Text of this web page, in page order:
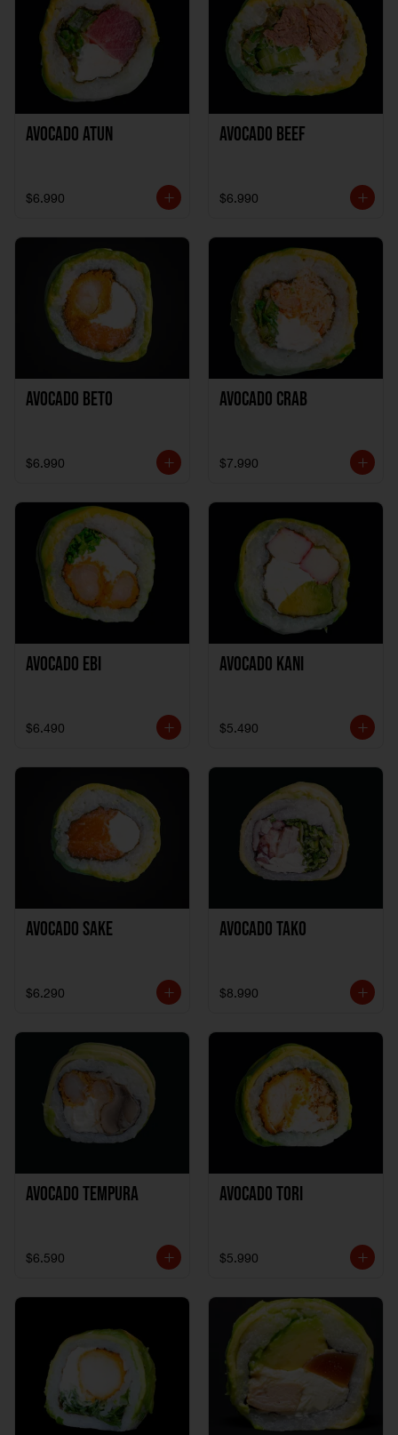
Avocado Atun
$6.990
Avocado Beef
$6.990
Avocado Beto
$6.990
Avocado Crab
$7.990
Avocado Ebi
$6.490
Avocado Kani
$5.490
Avocado Sake
$6.290
Avocado Tako
$8.990
Avocado Tempura
$6.590
Avocado Tori
$5.990